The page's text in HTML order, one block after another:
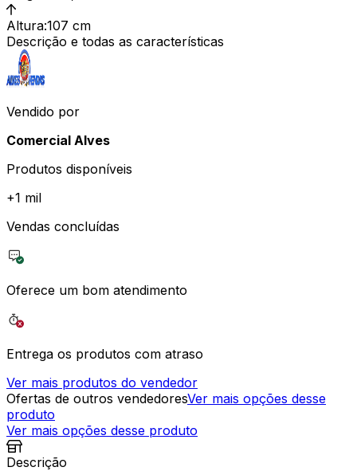
Altura:107 cm
Descrição e todas as características
Vendido por
Comercial Alves
Produtos disponíveis
+1 mil
Vendas concluídas
Oferece um bom atendimento
Entrega os produtos com atraso
Ver mais produtos do vendedor
Ofertas de outros vendedoresVer mais opções desse
produto
Ver mais opções desse produto
Descrição